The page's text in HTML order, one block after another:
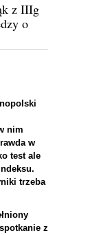
z IIIg
o
nim
w
test ale
trzeba
z